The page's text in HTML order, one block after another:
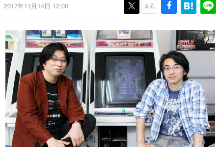
ゲーム世代の作家たち
ゲームに多大な影響を受けた作家さんに取材し、ゲームが
画です。
日本モバイルゲーム産業史
日本のモバイルゲーム史における主要なトピック・タイト
ルを網羅するほか、開発者へのインタビューや識者による
解説を掲載。約20年の歴史が一望できる決定版！
若ゲのいたり〜ゲームクリエイターの青春〜
『うつヌケ』『ペンと箸』等で知られるマンガ家・田中圭
一先生によるゲーム業界レポートマンガです。
なんでゲームは面白い？
ゲーム開発者・hamatsu氏がゲームの魅力を画面や操作の
具体的な形から解き明かしていく、硬派で骨太な評論連載
2017年11月14日 12:00 反応